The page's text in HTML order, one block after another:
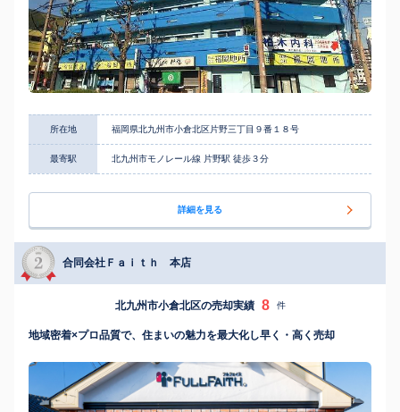
所在地 福岡県北九州市小倉北区片野三丁目９番１８号
最寄駅 北九州市モノレール線 片野駅 徒歩３分
詳細を見る
合同会社Ｆａｉｔｈ 本店
北九州市小倉北区の売却実績 8 件
地域密着×プロ品質で、住まいの魅力を最大化し早く・高く売却